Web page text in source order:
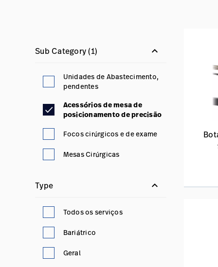
Sub Category(1) keyboard_arrow_down
Unidades de Abastecimento,
pendentes
Acessórios de mesa de
posicionamento de precisão
Focos cirúrgicos e de exame
Mesas Cirúrgicas
Type keyboard_arrow_down
Todos os serviços
Bariátrico
Geral